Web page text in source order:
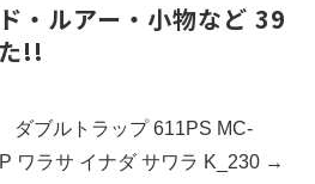
・ルアー・小物など 39
!!
ダブルトラップ 611PS MC-
ワラサ イナダ サワラ K_230 →